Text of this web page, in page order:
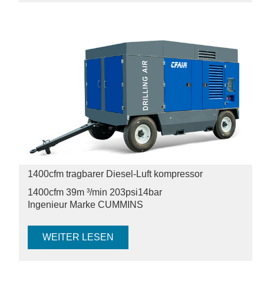
1400cfm tragbarer Diesel-Luft kompressor
1400cfm 39m ³/min 203psi14bar
Ingenieur Marke CUMMINS
WEITER LESEN